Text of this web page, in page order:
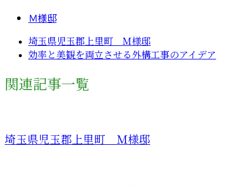
Ｍ様邸
埼玉県児玉郡上里町 Ｍ様邸
効率と美観を両立させる外構工事のアイデア
関連記事一覧
埼玉県児玉郡上里町 Ｍ様邸